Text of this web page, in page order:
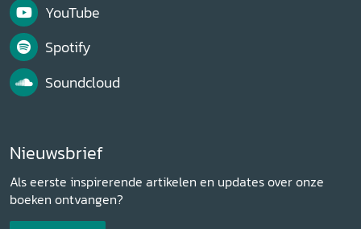
YouTube
Spotify
Soundcloud
Nieuwsbrief
Als eerste inspirerende artikelen en updates over onze
boeken ontvangen?